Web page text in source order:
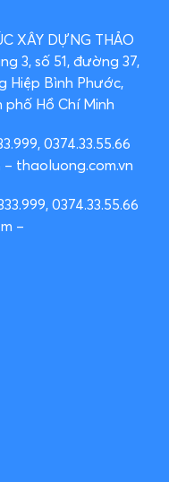
XÂY DỰNG THẢO
3, số 51, đường 37,
Hiệp Bình Phước,
Hồ Chí Minh
0374.33.55.66
thaoluong.com.vn
0374.33.55.66
–